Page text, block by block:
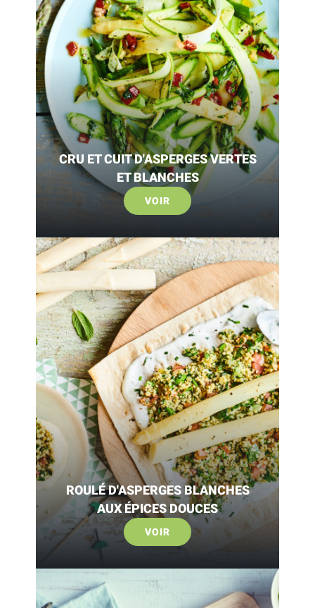
CRU ET CUIT D'ASPERGES VERTES
ET BLANCHES
VOIR
ROULÉ D'ASPERGES BLANCHES
AUX ÉPICES DOUCES
VOIR